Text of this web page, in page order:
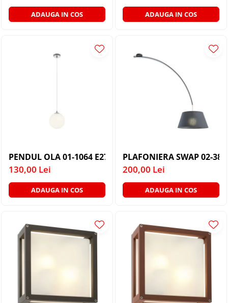
ADAUGA IN COS ADAUGA IN COS
PENDUL OLA 01-1064 E27 1X40W WH D200
130,00 Lei
ADAUGA IN COS
PLAFONIERA SWAP 02-
200,00 Lei
ADAUGA IN COS